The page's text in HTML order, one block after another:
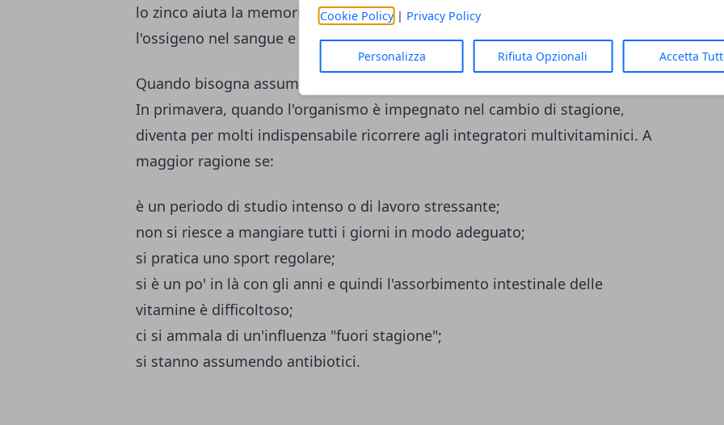
Cookie Policy| Privacy Policy
Personalizza Rifiuta Opzionali Accetta
lo zinco aiuta la memoria, il ferro serve ai globuli rossi per trasportare
l'ossigeno nel sangue e il magnesio scaccia tristezza e spossatezza.
Quando bisogna assumere integratori alimentari
In primavera, quando l'organismo è impegnato nel cambio di stagione,
diventa per molti indispensabile ricorrere agli integratori multivitaminici. A
maggior ragione se:
è un periodo di studio intenso o di lavoro stressante;
non si riesce a mangiare tutti i giorni in modo adeguato;
si pratica uno sport regolare;
si è un po' in là con gli anni e quindi l'assorbimento intestinale delle
vitamine è difficoltoso;
ci si ammala di un'influenza "fuori stagione";
si stanno assumendo antibiotici.